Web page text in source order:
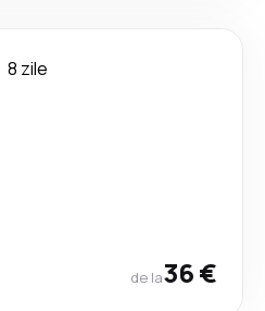
8 zile
de la36 €